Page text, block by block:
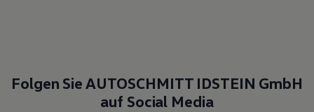
Folgen Sie AUTOSCHMITT IDSTEIN GmbH
auf Social Media